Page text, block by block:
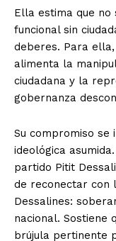
Ella estima que no
funcional sin
deberes. Para
alimenta la
ciudadana y la
gobernanza
Su compromiso se
ideológica
partido Pitit
de reconectar con
Dessalines:
nacional. Sostiene
brújula pertinente